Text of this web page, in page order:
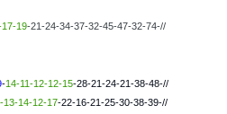
17-19-21-24-34-37-32-45-47-32-74-//
-14-11-12-12-15-28-21-24-21-38-48-//
13-14-12-17-22-16-21-25-30-38-39-//